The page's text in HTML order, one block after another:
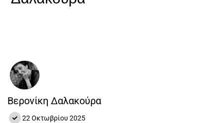
Βερονίκη Δαλακούρα
22 Οκτωβρίου 2025